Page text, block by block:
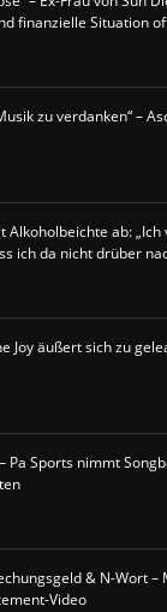
finanzielle Situation
zu verdanken“ –
Alkoholbeichte ab:
ich da nicht drüber
Joy äußert sich zu
Pa Sports nimmt
& N-Wort –
Video